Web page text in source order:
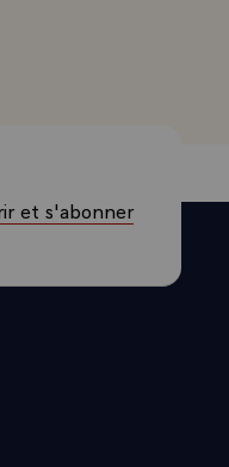
et s'abonner